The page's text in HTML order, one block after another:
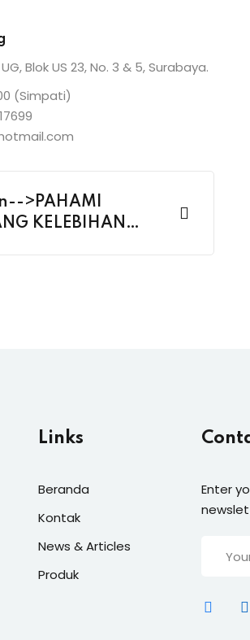
Blok US 23, No. 3 & 5, Surabaya.
(Simpati)
>PAHAMI
KELEBIHAN
Links
Beranda
Kontak
News & Articles
Produk
Enter